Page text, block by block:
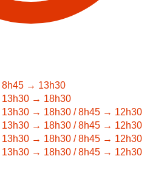
8h45 → 13h30
13h30 → 18h30
13h30 → 18h30 / 8h45 → 12h30
13h30 → 18h30 / 8h45 → 12h30
13h30 → 18h30 / 8h45 → 12h30
13h30 → 18h30 / 8h45 → 12h30